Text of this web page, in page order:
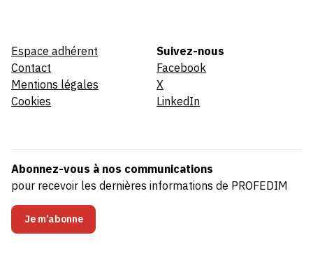
Espace adhérent
Contact
Mentions légales
Cookies
Suivez-nous
Facebook
X
LinkedIn
Abonnez-vous à nos communications
pour recevoir les dernières informations de PROFEDIM
Je m’abonne